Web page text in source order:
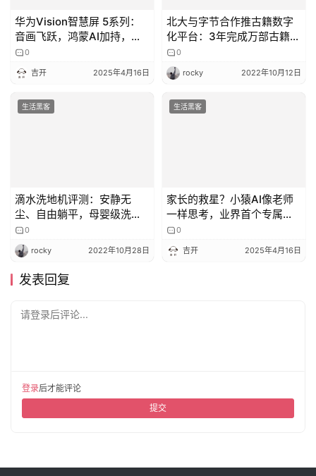
华为Vision智慧屏 5系列：
音画飞跃，鸿蒙AI加持，秒
变巨幕手机
吉开 2025年4月16日
北大与字节合作推古籍数字
化平台：3年完成万部古籍整
理
2022年10月12日
生活黑客
尘、自由躺平，母婴级洗地
机很惊喜
0
生活黑客
一样思考，业界首个专属教
育AI
0
提交